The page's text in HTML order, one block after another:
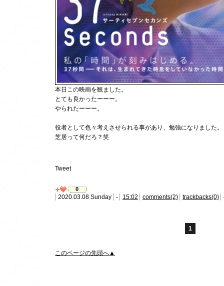
本日この映画を観ました。
とても良かったーーー。
やられたーーー。
役者として色々考えさせられる事があり、勉強になりました。
芝居って何だろ？笑
Tweet
0
2020.03.08 Sunday - 15:02 comments(2) trackbacks(0)
1
このページの先頭へ▲